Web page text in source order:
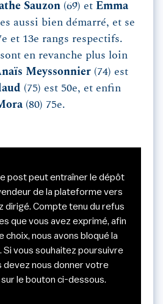
Sauzon (69) et Emma
aussi bien démarré, et se
et 13e rangs respectifs.
en revanche plus loin
Meyssonnier (74) est
(75) est 50e, et enfin
(80) 75e.
post peut entraîner le dépôt
de la plateforme vers
dirigé. Compte tenu du refus
que vous avez exprimé, afin
nous avons bloqué la
Si vous souhaitez poursuivre
devez nous donner votre
le bouton ci-dessous.